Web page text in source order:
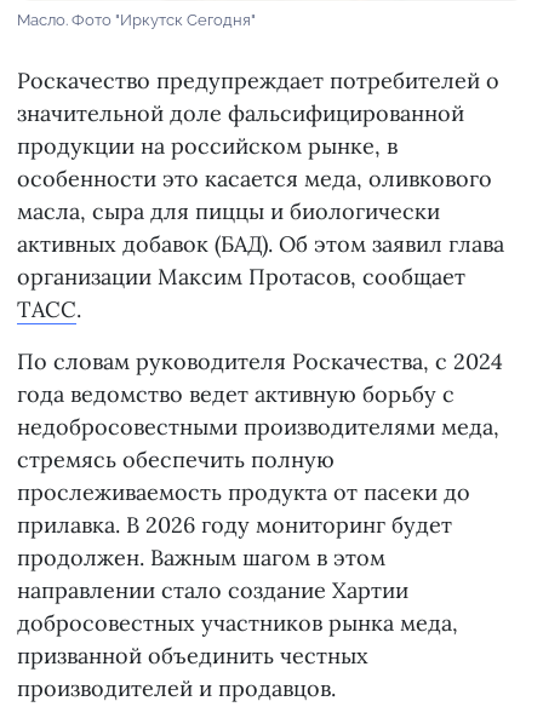
Масло. Фото "Иркутск Сегодня"
Роскачество предупреждает потребителей о
значительной доле фальсифицированной
продукции на российском рынке, в
особенности это касается меда, оливкового
масла, сыра для пиццы и биологически
активных добавок (БАД). Об этом заявил глава
организации Максим Протасов, сообщает
ТАСС.
По словам руководителя Роскачества, с 2024
года ведомство ведет активную борьбу с
недобросовестными производителями меда,
стремясь обеспечить полную
прослеживаемость продукта от пасеки до
прилавка. В 2026 году мониторинг будет
продолжен. Важным шагом в этом
направлении стало создание Хартии
добросовестных участников рынка меда,
призванной объединить честных
производителей и продавцов.